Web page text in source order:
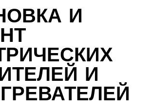
И
И